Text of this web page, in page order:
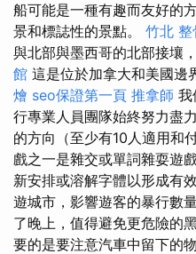
船可能是一種有趣而友好的
景和標誌性的景點。 竹北 整
與北部與墨西哥的北部接壤
館 這是位於加拿大和美國邊
燴 seo保證第一頁 推拿師 我
行專業人員團隊始終努力盡
的方向（至少有10人適用和
戲之一是雜交或單詞雜耍遊
新安排或溶解字體以形成有
遊城市，影響遊客的暴行數
了晚上，值得避免更危險的
要的是要注意汽車中留下的